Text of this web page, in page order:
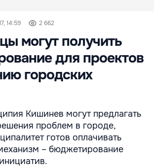
14:59 2 662
могут получить
для проектов
городских
Кишинев могут предлагать
проблем в городе,
готов оплачивать
– бюджетирование